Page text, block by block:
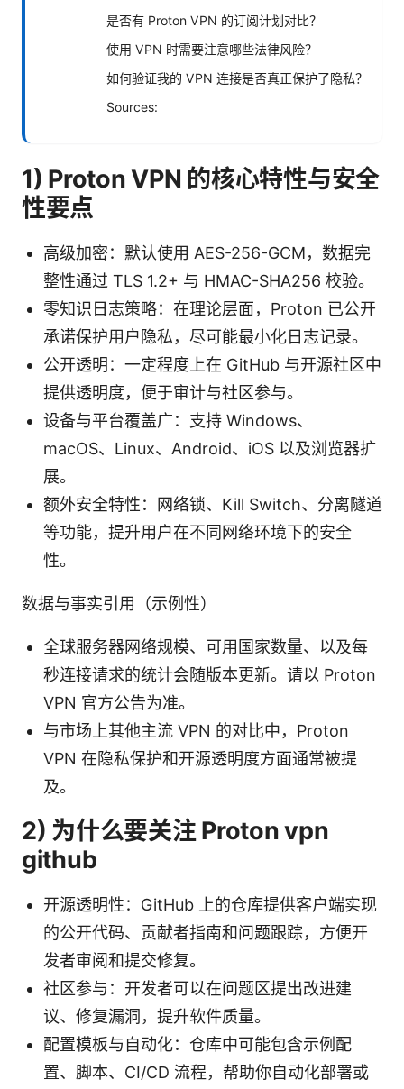
是否有 Proton VPN 的订阅计划对比？
使用 VPN 时需要注意哪些法律风险？
如何验证我的 VPN 连接是否真正保护了隐私？
Sources:
1) Proton VPN 的核心特性与安全
性要点
高级加密：默认使用 AES-256-GCM，数据完
整性通过 TLS 1.2+ 与 HMAC-SHA256 校验。
零知识日志策略：在理论层面，Proton 已公开
承诺保护用户隐私，尽可能最小化日志记录。
公开透明：一定程度上在 GitHub 与开源社区中
提供透明度，便于审计与社区参与。
设备与平台覆盖广：支持 Windows、
macOS、Linux、Android、iOS 以及浏览器扩
展。
额外安全特性：网络锁、Kill Switch、分离隧道
等功能，提升用户在不同网络环境下的安全
性。
数据与事实引用（示例性）
全球服务器网络规模、可用国家数量、以及每
秒连接请求的统计会随版本更新。请以 Proton
VPN 官方公告为准。
与市场上其他主流 VPN 的对比中，Proton
VPN 在隐私保护和开源透明度方面通常被提
及。
2) 为什么要关注 Proton vpn
github
开源透明性：GitHub 上的仓库提供客户端实现
的公开代码、贡献者指南和问题跟踪，方便开
发者审阅和提交修复。
社区参与：开发者可以在问题区提出改进建
议、修复漏洞，提升软件质量。
配置模板与自动化：仓库中可能包含示例配
置、脚本、CI/CD 流程，帮助你自动化部署或